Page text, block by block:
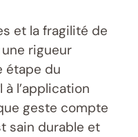
et la fragilité de
rigueur
étape du
l’application
geste compte
sain durable et